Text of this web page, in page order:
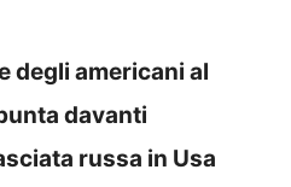
degli americani al
davanti
russa in Usa